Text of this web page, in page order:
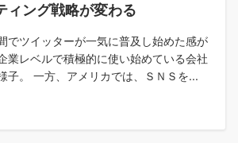
ィング戦略が変わる
でツイッターが一気に普及し始めた感が
業レベルで積極的に使い始めている会社
子。 一方、アメリカでは、ＳＮＳを...